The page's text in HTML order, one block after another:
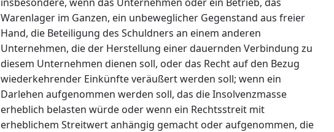
Warenlager im Ganzen, ein unbeweglicher Gegenstand aus freier
Hand, die Beteiligung des Schuldners an einem anderen
Unternehmen, die der Herstellung einer dauernden Verbindung zu
diesem Unternehmen dienen soll, oder das Recht auf den Bezug
wiederkehrender Einkünfte veräußert werden soll; wenn ein
Darlehen aufgenommen werden soll, das die Insolvenzmasse
erheblich belasten würde oder wenn ein Rechtsstreit mit
erheblichem Streitwert anhängig gemacht oder aufgenommen, die